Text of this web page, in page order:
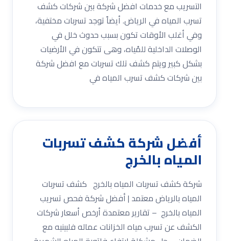
التسريب مع خدمات افضل شركة بين شركات كشف
تسرب المياه في الرياض. أيضاً توجد تسربات مختفية،
وفي أغلب الأوقات تكون بسبب حدوث خلل في
الوصلات الداخلية للمْياه، وهى تتكون في الأرضيات
بشكل كبير ويتم كشف تلك تسربات مع افضل شركة
بين شركات كشف تسرب المياه في
أفضل شركة كشف تسربات
المياه بالخرج
شركة كشف تسربات المياه بالخرج كشف تسربات
المياه بالرياض معتمد | أفضل شركة فحص تسريب
المياه بالخرج – تقارير معتمدة أرخص أسعار شركات
الكشف عن تسرب مياه الخزانات عماله فلبينيه مع